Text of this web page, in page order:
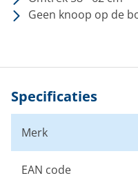
Geen knoop op de
Specificaties
Merk
EAN code